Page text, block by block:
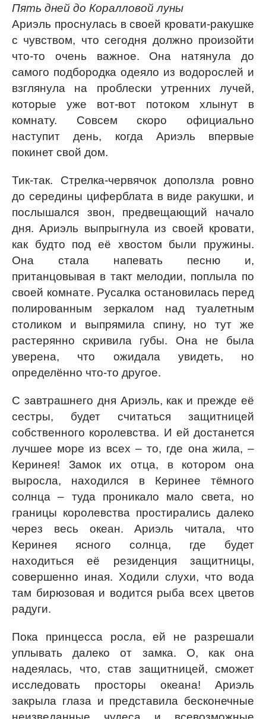
Пять дней до Коралловой луны
Ариэль проснулась в своей кровати-ракушке
с чувством, что сегодня должно произойти
что-то очень важное. Она натянула до
самого подбородка одеяло из водорослей и
взглянула на проблески утренних лучей,
которые уже вот-вот потоком хлынут в
комнату. Совсем скоро официально
наступит день, когда Ариэль впервые
покинет свой дом.
Тик-так. Стрелка-червячок доползла ровно
до середины циферблата в виде ракушки, и
послышался звон, предвещающий начало
дня. Ариэль выпрыгнула из своей кровати,
как будто под её хвостом были пружины.
Она стала напевать песню и,
пританцовывая в такт мелодии, поплыла по
своей комнате. Русалка остановилась перед
полированным зеркалом над туалетным
столиком и выпрямила спину, но тут же
растерянно скривила губы. Она не была
уверена, что ожидала увидеть, но
определённо что-то другое.
С завтрашнего дня Ариэль, как и прежде её
сестры, будет считаться защитницей
собственного королевства. И ей достанется
лучшее море из всех – то, где она жила, –
Керинея! Замок их отца, в котором она
выросла, находился в Керинее тёмного
солнца – туда проникало мало света, но
границы королевства простирались далеко
через весь океан. Ариэль читала, что
Керинея ясного солнца, где будет
находиться её резиденция защитницы,
совершенно иная. Ходили слухи, что вода
там бирюзовая и водится рыба всех цветов
радуги.
Пока принцесса росла, ей не разрешали
уплывать далеко от замка. О, как она
надеялась, что, став защитницей, сможет
исследовать просторы океана! Ариэль
закрыла глаза и представила бесконечные